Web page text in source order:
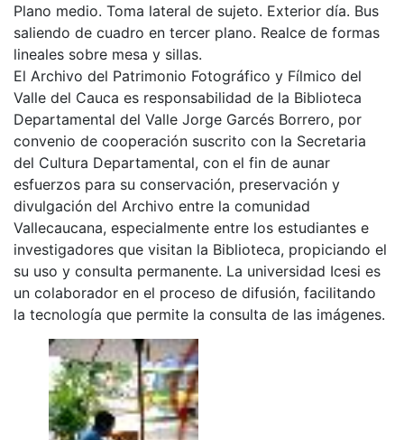
Plano medio. Toma lateral de sujeto. Exterior día. Bus
saliendo de cuadro en tercer plano. Realce de formas
lineales sobre mesa y sillas.
El Archivo del Patrimonio Fotográfico y Fílmico del
Valle del Cauca es responsabilidad de la Biblioteca
Departamental del Valle Jorge Garcés Borrero, por
convenio de cooperación suscrito con la Secretaria
del Cultura Departamental, con el fin de aunar
esfuerzos para su conservación, preservación y
divulgación del Archivo entre la comunidad
Vallecaucana, especialmente entre los estudiantes e
investigadores que visitan la Biblioteca, propiciando el
su uso y consulta permanente. La universidad Icesi es
un colaborador en el proceso de difusión, facilitando
la tecnología que permite la consulta de las imágenes.